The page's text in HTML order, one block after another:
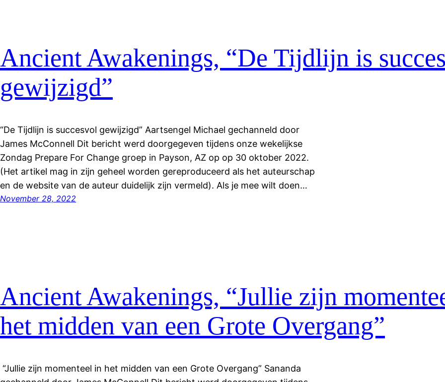
Ancient Awakenings, “De Tijdlijn is
gewijzigd”
“De Tijdlijn is succesvol gewijzigd” Aartsengel Michael gechanneld door
James McConnell Dit bericht werd doorgegeven tijdens onze wekelijkse
Zondag Prepare For Change groep in Payson, AZ op op 30 oktober 2022.
(Het artikel mag in zijn geheel worden gereproduceerd als het auteurschap
en de website van de auteur duidelijk zijn vermeld). Als je mee wilt doen…
November 28, 2022
Ancient Awakenings, “Jullie zijn
het midden van een Grote Overgang”
“Jullie zijn momenteel in het midden van een Grote Overgang” Sananda